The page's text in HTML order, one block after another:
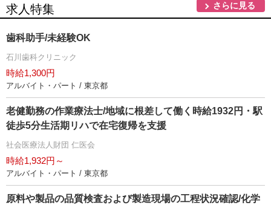
求人特集 さらに見る
歯科助手/未経験OK
石川歯科クリニック
時給1,300円
アルバイト・パート / 東京都
老健勤務の作業療法士/地域に根差して働く時給1932円・駅
徒歩5分生活期リハで在宅復帰を支援
社会医療法人財団 仁医会
時給1,932円～
アルバイト・パート / 東京都
原料や製品の品質検査および製造現場の工程状況確認/化学